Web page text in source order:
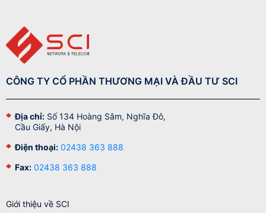
CÔNG TY CỔ PHẦN THƯƠNG MẠI VÀ ĐẦU TƯ SCI
Địa chỉ: Số 134 Hoàng Sâm, Nghĩa Đô,
Cầu Giấy, Hà Nội
Điện thoại: 02438 363 888
Fax: 02438 363 888
Giới thiệu về SCI